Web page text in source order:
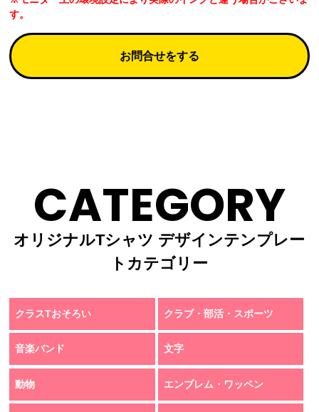
す。
お問合せをする
CATEGORY
オリジナルTシャツ デザインテンプレー
トカテゴリー
クラスTおそろい クラブ・部活・スポーツ
音楽バンド 文字
動物 エンブレム・ワッペン